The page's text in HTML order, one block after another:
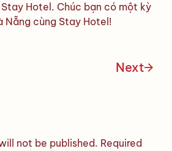
Hotel. Chúc bạn có một kỳ
cùng Stay Hotel!
Next
not be published. Required